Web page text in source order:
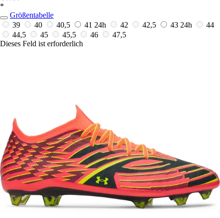
*
Größentabelle
39
40 40,5 41 24h 42 42,5 43 24h
44
44,5
45 45,5 46
47,5
Dieses Feld ist erforderlich